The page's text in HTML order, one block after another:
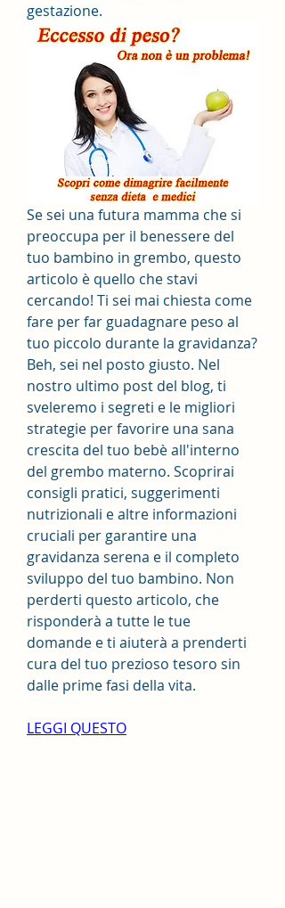
gestazione.
Se sei una futura mamma che si
preoccupa per il benessere del
tuo bambino in grembo, questo
articolo è quello che stavi
cercando! Ti sei mai chiesta come
fare per far guadagnare peso al
tuo piccolo durante la gravidanza?
Beh, sei nel posto giusto. Nel
nostro ultimo post del blog, ti
sveleremo i segreti e le migliori
strategie per favorire una sana
crescita del tuo bebè all'interno
del grembo materno. Scoprirai
consigli pratici, suggerimenti
nutrizionali e altre informazioni
cruciali per garantire una
gravidanza serena e il completo
sviluppo del tuo bambino. Non
perderti questo articolo, che
risponderà a tutte le tue
domande e ti aiuterà a prenderti
cura del tuo prezioso tesoro sin
dalle prime fasi della vita.
LEGGI QUESTO